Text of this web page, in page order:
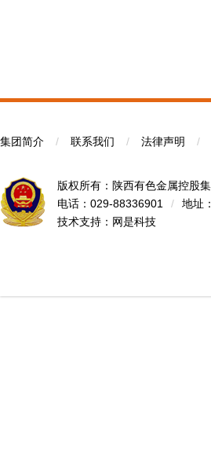
集团简介 / 联系我们 / 法律声明 /
版权所有：陕西有色金属控股
电话：029-88336901
/
地址
技术支持： 网是科技